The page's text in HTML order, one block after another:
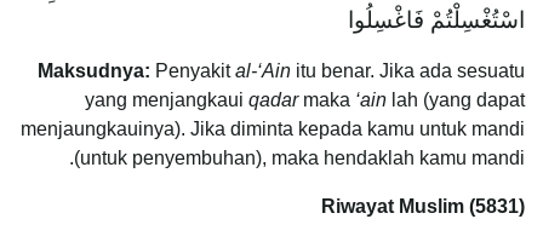
اسْتُغْسِلْتُمْ فَاغْسِلُوا
Maksudnya: Penyakital-‘Ain itu benar. Jika ada sesuatu
yang menjangkaui qadar maka ‘ain lah (yang dapat
menjaungkauinya). Jika diminta kepada kamu untuk mandi
(untuk penyembuhan), maka hendaklah kamu mandi.
Riwayat Muslim (5831)